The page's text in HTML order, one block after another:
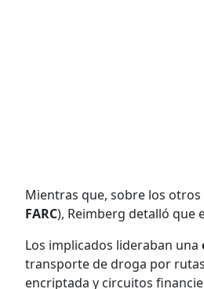
Mientras que, sobre los
FARC), Reimberg detalló que
Los implicados lideraban una
transporte de droga por
encriptada y circuitos